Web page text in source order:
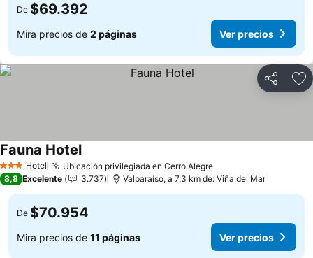
De $69.392
Mira precios de 2 páginas Ver precios
Compartir
3 Estrellas
Hotel Ubicación privilegiada en Cerro Alegre
Fauna Hotel
8,8 Excelente 3.737 Valparaíso, a 7.3 km de: Viña del Mar
De $70.954
Mira precios de 11 páginas Ver precios